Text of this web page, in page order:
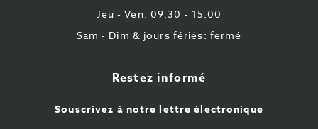
Jeu - Ven: 09:30 - 15:00
Sam - Dim & jours fériés: fermé
Restez informé
Souscrivez à notre lettre électronique